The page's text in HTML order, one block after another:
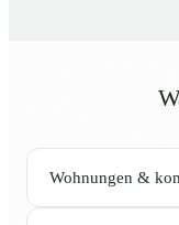
Wohnungen &